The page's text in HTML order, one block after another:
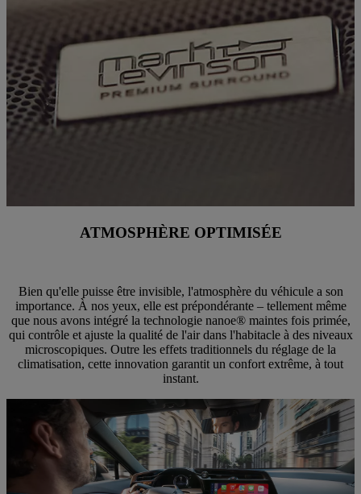
ATMOSPHÈRE OPTIMISÉE
Bien qu'elle puisse être invisible, l'atmosphère du véhicule a son
importance. À nos yeux, elle est prépondérante – tellement même
que nous avons intégré la technologie nanoe® maintes fois primée,
qui contrôle et ajuste la qualité de l'air dans l'habitacle à des niveaux
microscopiques. Outre les effets traditionnels du réglage de la
climatisation, cette innovation garantit un confort extrême, à tout
instant.